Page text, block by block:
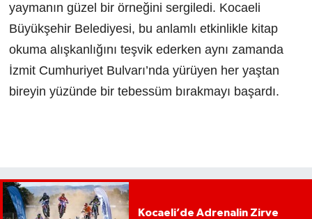
yaymanın güzel bir örneğini sergiledi. Kocaeli
Büyükşehir Belediyesi, bu anlamlı etkinlikle kitap
okuma alışkanlığını teşvik ederken aynı zamanda
İzmit Cumhuriyet Bulvarı’nda yürüyen her yaştan
bireyin yüzünde bir tebessüm bırakmayı başardı.
Kocaeli’de Adrenalin Zirve